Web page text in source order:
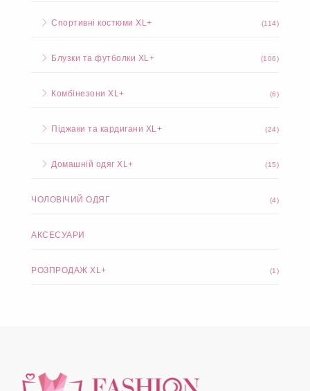
Спортивні костюми XL+ (114)
Блузки та футболки XL+ (106)
Комбінезони XL+ (6)
Піджаки та кардигани XL+ (24)
Домашній одяг XL+ (15)
ЧОЛОВІЧИЙ ОДЯГ (4)
АКСЕСУАРИ
РОЗПРОДАЖ XL+ (1)